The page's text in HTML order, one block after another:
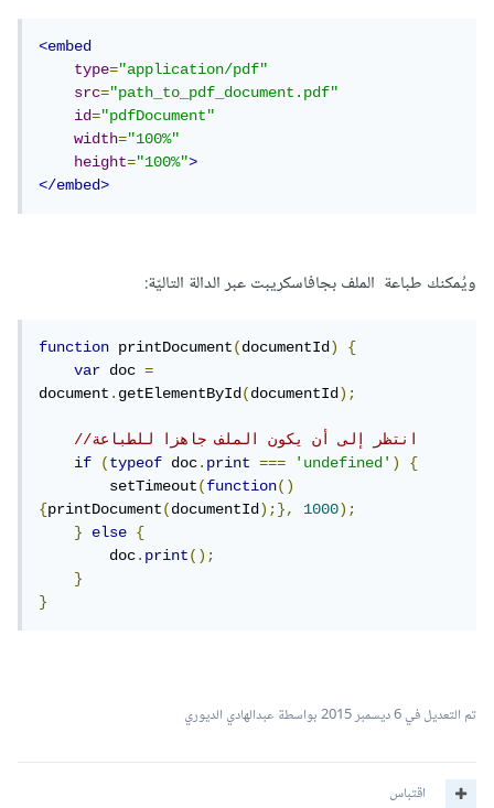
<embed
type="application/pdf"
src="path_to_pdf_document.pdf"
id="pdfDocument"
width="100%"
height="100%">
</embed>
ويُمكنك طباعة الملف بجافاسكريبت عبر الدالة التاليّة:
function printDocument(documentId)
{
var doc =
document.getElementById(documentId);
if
(typeof doc.print === 'undefined')
{
        setTimeout
(function()
{printDocument(documentId);}, 1000);
}
else
{
        doc
.print();
}
}
تم التعديل في6 ديسمبر 2015 بواسطة عبدالهادي الديوري
اقتباس